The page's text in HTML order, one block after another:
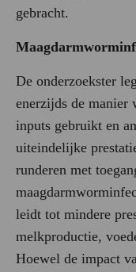
gebracht.
De onderzoekster
enerzijds de manier
inputs gebruikt en
uiteindelijke
runderen met
leidt tot mindere
melkproductie,
Hoewel de impact